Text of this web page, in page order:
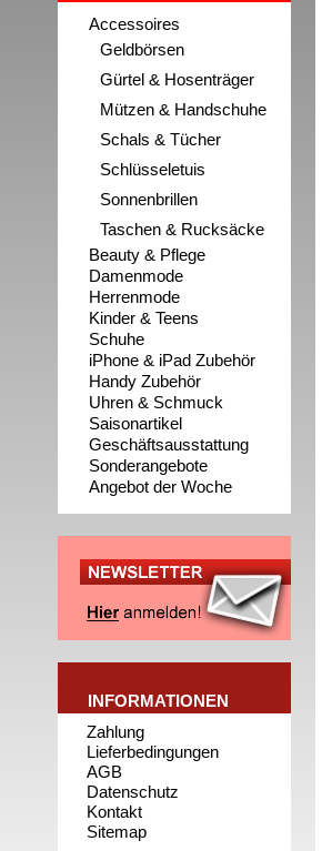
Accessoires
Geldbörsen
Gürtel & Hosenträger
Mützen & Handschuhe
Schals & Tücher
Schlüsseletuis
Sonnenbrillen
Taschen & Rucksäcke
Beauty & Pflege
Damenmode
Herrenmode
Kinder & Teens
Schuhe
iPhone & iPad Zubehör
Handy Zubehör
Uhren & Schmuck
Saisonartikel
Geschäftsausstattung
Sonderangebote
Angebot der Woche
INFORMATIONEN
Zahlung
Lieferbedingungen
AGB
Datenschutz
Kontakt
Sitemap